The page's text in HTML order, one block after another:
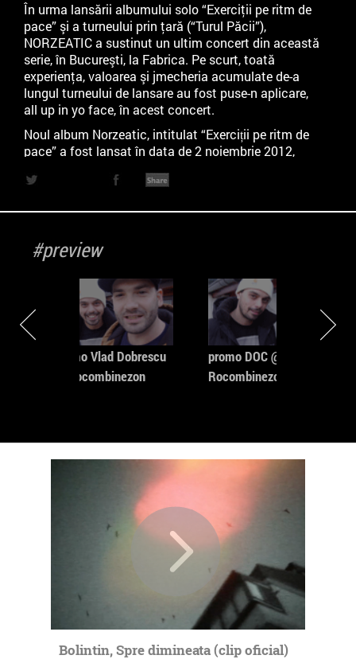
În urma lansării albumului solo “Exerciţii pe ritm de
pace” şi a turneului prin ţară (“Turul Păcii”),
NORZEATIC a sustinut un ultim concert din această
serie, în Bucureşti, la Fabrica. Pe scurt, toată
experienţa, valoarea şi jmecheria acumulate de-a
lungul turneului de lansare au fost puse-n aplicare,
all up in yo face, în acest concert.
Noul album Norzeatic, intitulat “Exerciții pe ritm de
pace” a fost lansat în data de 2 noiembrie 2012,
#preview
promo Vlad Dobrescu
@ Rocombinezon
promo DOC @
Rocombinezon
Bolintin, Spre dimineata (clip oficial)